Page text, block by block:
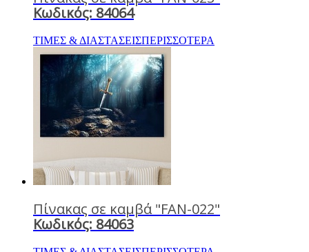
Κωδικός: 84064
ΤΙΜΕΣ & ΔΙΑΣΤΑΣΕΙΣΠΕΡΙΣΣΟΤΕΡΑ
Πίνακας σε καμβά "FAN-022"
Κωδικός: 84063